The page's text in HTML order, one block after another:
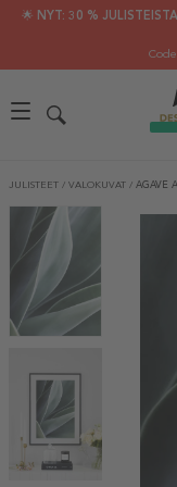
🌟 NYT: 30 %
JULISTEET / VALOKUVAT / AGAVE